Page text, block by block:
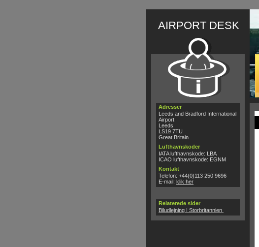
AIRPORT DESK
Adresser
Leeds and Bradford International
Airport
Leeds
LS19 7TU
Great Britain
Lufthavnskoder
IATA lufthavnskode: LBA
ICAO lufthavnskode: EGNM
Kontakt
Telefon: +44(0)113 250 9696
E-mail: klik her
Relaterede sider
Biludlejning I Storbritannien